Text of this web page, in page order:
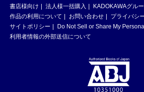
書店様向け
法人様一括購入
KADOKAWAグル
作品の利用について
お問い合わせ
プライバシ
サイトポリシー
Do Not Sell or Share My
利用者情報の外部送信について